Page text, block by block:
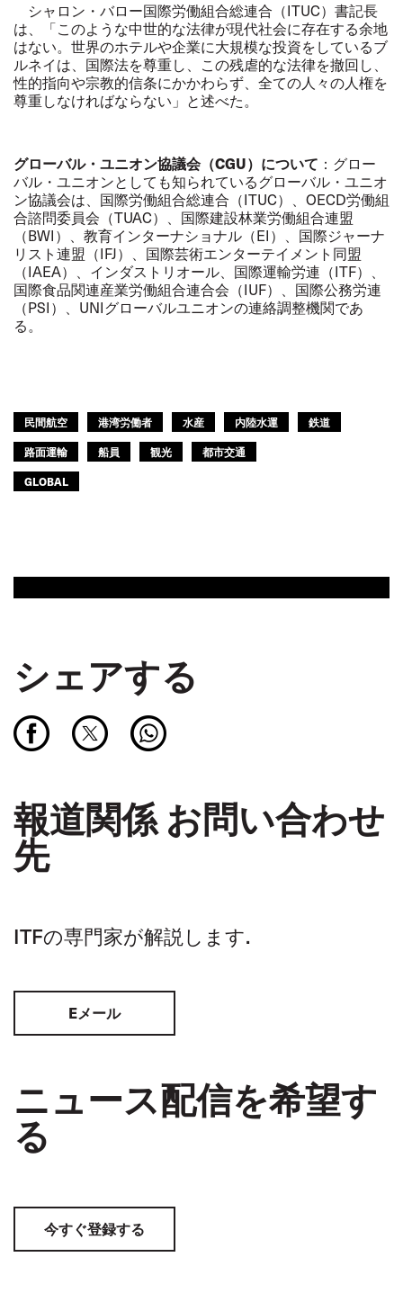
シャロン・バロー国際労働組合総連合（ITUC）書記長
は、「このような中世的な法律が現代社会に存在する余地
はない。世界のホテルや企業に大規模な投資をしているブ
ルネイは、国際法を尊重し、この残虐的な法律を撤回し、
性的指向や宗教的信条にかかわらず、全ての人々の人権を
尊重しなければならない」と述べた。
グローバル・ユニオン協議会（CGU）について ：グロー
バル・ユニオンとしても知られているグローバル・ユニオ
ン協議会は、国際労働組合総連合（ITUC）、OECD労働組
合諮問委員会（TUAC）、国際建設林業労働組合連盟
（BWI）、教育インターナショナル（EI）、国際ジャーナ
リスト連盟（IFJ）、国際芸術エンターテイメント同盟
（IAEA）、インダストリオール、国際運輸労連（ITF）、
国際食品関連産業労働組合連合会（IUF）、国際公務労連
（PSI）、UNIグローバルユニオンの連絡調整機関であ
る。
民間航空 港湾労働者 水産 内陸水運
鉄道
路面運輸
船員 観光
都市交通
GLOBAL
シェアする
報道関係 お問い合わせ
先
ITFの専門家が解説します.
Eメール
ニュース配信を希望す
る
今すぐ登録する